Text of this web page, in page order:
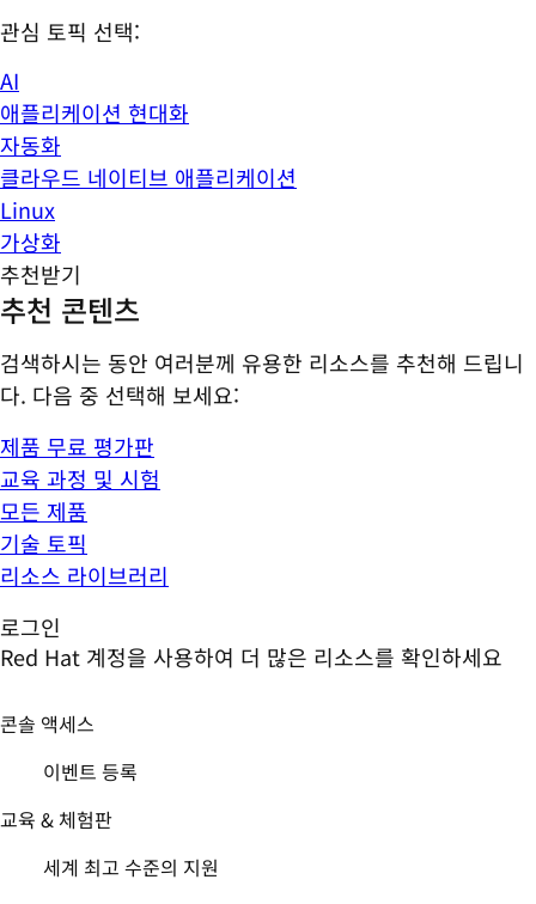
관심 토픽 선택:
AI
애플리케이션 현대화
자동화
클라우드 네이티브 애플리케이션
Linux
가상화
추천받기
추천 콘텐츠
검색하시는 동안 여러분께 유용한 리소스를 추천해 드립니
다. 다음 중 선택해 보세요:
제품 무료 평가판
교육 과정 및 시험
모든 제품
기술 토픽
리소스 라이브러리
로그인
Red Hat 계정을 사용하여 더 많은 리소스를 확인하세요
콘솔 액세스
이벤트 등록
교육 & 체험판
세계 최고 수준의 지원